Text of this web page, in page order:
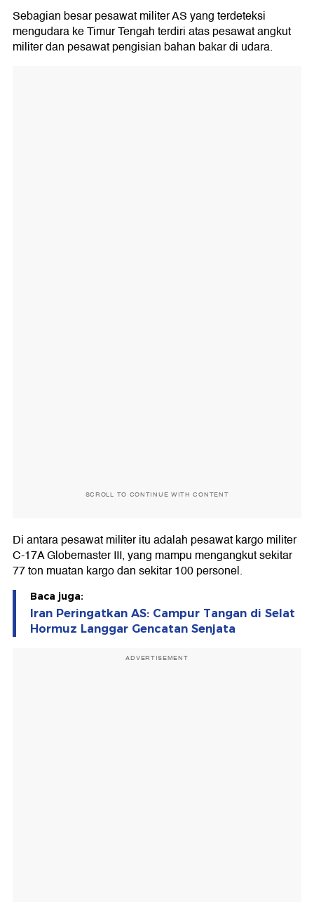
Sebagian besar pesawat militer AS yang terdeteksi
mengudara ke Timur Tengah terdiri atas pesawat angkut
militer dan pesawat pengisian bahan bakar di udara.
SCROLL TO CONTINUE WITH CONTENT
Di antara pesawat militer itu adalah pesawat kargo militer
C-17A Globemaster III, yang mampu mengangkut sekitar
77 ton muatan kargo dan sekitar 100 personel.
Baca juga:
Iran Peringatkan AS: Campur Tangan di Selat
Hormuz Langgar Gencatan Senjata
ADVERTISEMENT